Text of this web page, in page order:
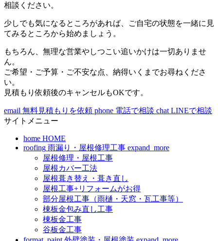
相談ください。
少しでも気になるところがあれば、ご自宅の状態を一緒に見
てみるところから始めましょう。
もちろん、無理な営業やしつこい追いかけは一切ありませ
ん。
ご希望・ご予算・ご不安な点、納得いくまでお尋ねくださ
い。
見積もり依頼後のキャンセルもOKです。
email 無料見積もりを依頼 phone 電話で相談 chat LINEで相談
サイトメニュー
home HOME
roofing 雨漏り・屋根修理工事 expand_more
屋根修理・屋根工事
屋根カバー工法
屋根葺き替え・葺き直し
屋根工事+リフォームがお得
部分屋根工事（雨樋・天窓・瓦工事等）
棟板金包み直し工事
棟板金工事
谷板金工事